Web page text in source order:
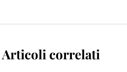
Articoli correlati